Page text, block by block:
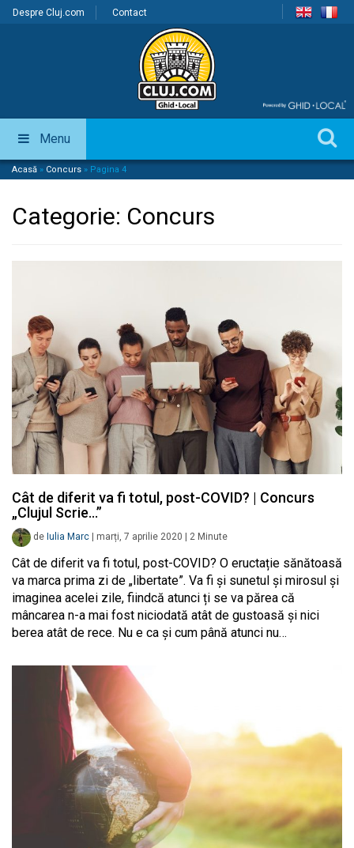
Despre Cluj.com Contact
Menu
Acasă » Concurs » Pagina 4
Categorie: Concurs
Cât de diferit va fi totul, post-COVID? | Concurs
„Clujul Scrie…”
de Iulia Marc marți, 7 aprilie 2020 2 Minute
Cât de diferit va fi totul, post-COVID? O eructație sănătoasă
va marca prima zi de „libertate”. Va fi și sunetul și mirosul și
imaginea acelei zile, fiindcă atunci ți se va părea că
mâncarea n-a mai fost niciodată atât de gustoasă și nici
berea atât de rece. Nu e ca și cum până atunci nu…